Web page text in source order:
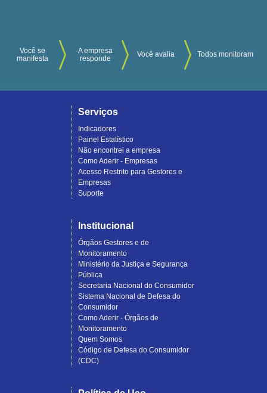
Você se
manifesta
A empresa
responde
Você avalia Todos monitoram
Serviços
Indicadores
Painel Estatístico
Não encontrei a empresa
Como Aderir - Empresas
Acesso Restrito para Gestores e
Empresas
Suporte
Institucional
Órgãos Gestores e de
Monitoramento
Ministério da Justiça e Segurança
Pública
Secretaria Nacional do Consumidor
Sistema Nacional de Defesa do
Consumidor
Como Aderir - Órgãos de
Monitoramento
Quem Somos
Código de Defesa do Consumidor
(CDC)